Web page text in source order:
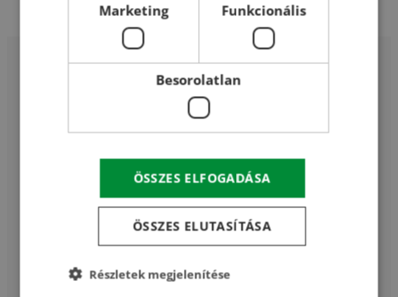
Kapcsolat
Marketing Funkcionális
Besorolatlan
ÖSSZES ELFOGADÁSA
ÖSSZES ELUTASÍTÁSA
Részletek megjelenítése